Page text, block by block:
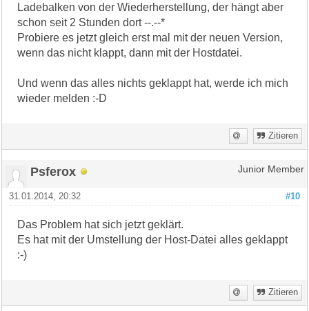
Ladebalken von der Wiederherstellung, der hängt aber
schon seit 2 Stunden dort --.--*
Probiere es jetzt gleich erst mal mit der neuen Version,
wenn das nicht klappt, dann mit der Hostdatei.
Und wenn das alles nichts geklappt hat, werde ich mich
wieder melden :-D
Zitieren
Psferox Junior Member
#10
31.01.2014, 20:32
Das Problem hat sich jetzt geklärt.
Es hat mit der Umstellung der Host-Datei alles geklappt
:-)
Zitieren